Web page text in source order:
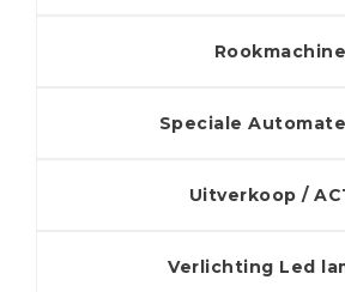
Rookmachine
Speciale
Uitverkoop /
Verlichting Led